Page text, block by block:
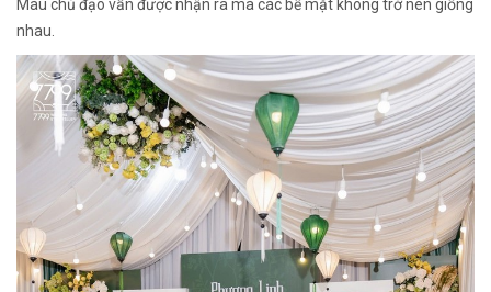
Màu chủ đạo vẫn được nhận ra mà các bề mặt không trở nên giống
nhau.